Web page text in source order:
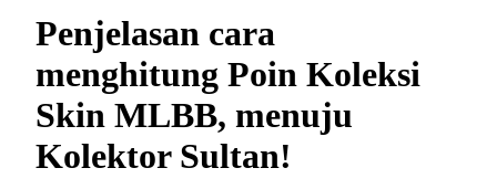
Penjelasan cara
menghitung Poin Koleksi
Skin MLBB, menuju
Kolektor Sultan!